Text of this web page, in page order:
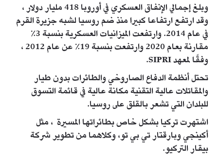
وبلغ إجمالي الإنفاق العسكري في أوروبا 418 مليار دولار ،
وقد ارتفع ارتفاعا كبيرا منذ ضم روسيا لشبه جزيرة القرم
في عام 2014. وارتفعت الميزانيات العسكرية بنسبة 3٪
مقارنة بعام 2020 وارتفعت بنسبة 19٪ عن عام 2012 ،
وفقًا لمعهد SIPRI.
تحتل أنظمة الدفاع الصاروخي والطائرات بدون طيار
والمقاتلات عالية التقنية مكانة عالية في قائمة التسوق
للبلدان التي تشعر بالقلق على روسيا.
اشتهرت تركيا بشكل خاص بطائراتها المسيرة ، مثل
أكينجي وبارقتار تي بي تو، وكلاهما من تطوير شركة
بيقار التركيو.